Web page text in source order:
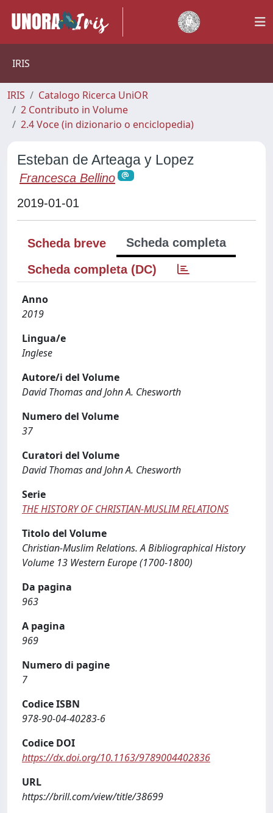
IRIS
IRIS
Catalogo Ricerca UniOR
2 Contributo in Volume
2.4 Voce (in dizionario o enciclopedia)
Esteban de Arteaga y Lopez
Francesca Bellino
2019-01-01
Scheda breve
Scheda completa
Scheda completa (DC)
Anno
2019
Lingua/e
Inglese
Autore/i del Volume
David Thomas and John A. Chesworth
Numero del Volume
37
Curatori del Volume
David Thomas and John A. Chesworth
Serie
THE HISTORY OF CHRISTIAN-MUSLIM RELATIONS
Titolo del Volume
Christian-Muslim Relations. A Bibliographical History
Volume 13 Western Europe (1700-1800)
Da pagina
963
A pagina
969
Numero di pagine
7
Codice ISBN
978-90-04-40283-6
Codice DOI
https://dx.doi.org/10.1163/9789004402836
URL
https://brill.com/view/title/38699